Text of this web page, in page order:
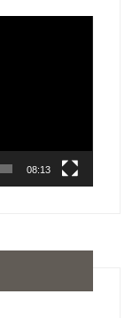
08:13